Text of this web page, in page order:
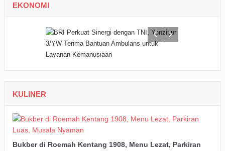
EKONOMI
KULINER
Bukber di Roemah Kentang 1908, Menu Lezat, Parkiran